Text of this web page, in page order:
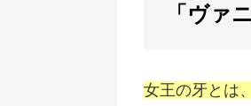
「ヴァ
女王の牙とは、